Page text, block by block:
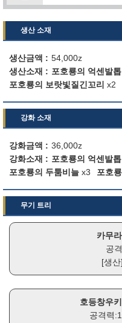
생산 소재
생산금액
54,000z
생산소재
포호룡의 억센발톱
포호룡의 보랏빛질긴꼬리 x2
강화 소재
강화금액
36,000z
강화소재
포호룡의 억센발톱
포호룡의 두툼비늘 x3 포호
무기 트리
카무
공
[생산]
호등창우
공격력